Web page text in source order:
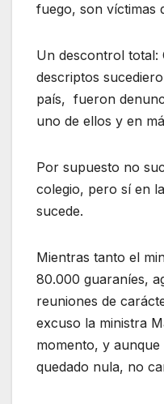
fuego, son víctimas
Un descontrol total:
descriptos
país, fueron
uno de ellos y en
Por supuesto no
colegio, pero sí en
sucede.
Mientras tanto el
80.000 guaraníes,
reuniones de
excuso la ministra
momento, y
quedado nula, no